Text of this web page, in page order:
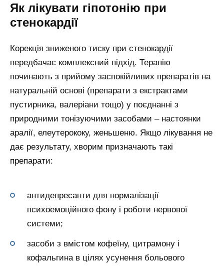
Як лікувати гіпотонію при
стенокардії
Корекція зниженого тиску при стенокардії
передбачає комплексний підхід. Терапію
починають з прийому заспокійливих препаратів на
натуральній основі (препарати з екстрактами
пустирника, валеріани тощо) у поєднанні з
природними тонізуючими засобами – настоянки
аралії, елеутерококу, женьшеню. Якщо лікування не
дає результату, хворим призначають такі
препарати:
антидепресанти для нормалізації
психоемоційного фону і роботи нервової
системи;
засоби з вмістом кофеїну, цитрамону і
кофальгина в цілях усунення больового